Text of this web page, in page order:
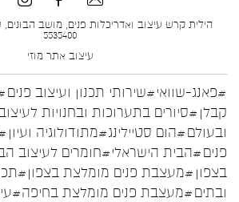
5535400
עיצוב אתר מוזי
#פאנג-שוואי#שירותי תכנון ועיצוב פנים
קבלן #סיורים בתערוכות ובחנויות
ובעולם#הום סטיילינג#מתודולוגיה ועיון
פנים#הבית הישראלי#חומרים לעיצוב
בצפון #מעצבת פנים מומלצת בצפון
ובתים#מעצבת פנים מומלצת בחיפה